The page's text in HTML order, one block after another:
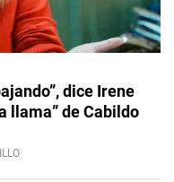
dice Irene
llama” de Cabildo